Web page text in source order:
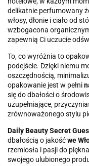
delikatnie perfumowany
włosy, dłonie i ciało od
wzbogacona
zapewnią Ci uczucie
To, co wyróżnia to
podejście. Dzięki niemu
oszczędnością,
opakowanie jest w pełni
się do dbałości o
uzupełniające,
zrównoważonego stylu
Daily Beauty Secret
dbałością o jakośćwe
rzemiosła i pasji do
swojego ulubionego